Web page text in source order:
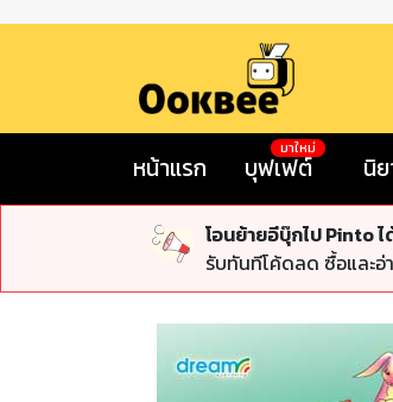
หน้าแรก บุฟเฟต์
มาใหม่
นิ
โอนย้ายอีบุ๊กไป Pinto
รับทันทีโค้ดลด ซื้อและอ่